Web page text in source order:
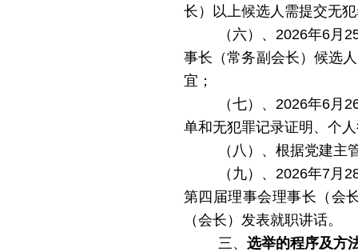
长）以上候选人 需提交无
（六）
、 2026年6月
事长（常务副会长）候选
宜 ；
（七）、2026年6月
单和无犯罪记录证明、个
（八）、根据党建
（九）、2026年7月
第四届理事会理事长（会
（会长）发表就职讲话。
三、 选举的程序及方